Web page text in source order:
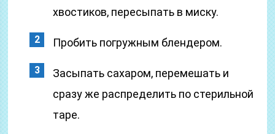
хвостиков, пересыпать в миску.
Пробить погружным блендером.
Засыпать сахаром, перемешать и
сразу же распределить по стерильной
таре.